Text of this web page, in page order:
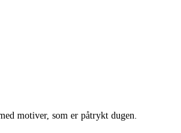
motiver, som er påtrykt dugen.